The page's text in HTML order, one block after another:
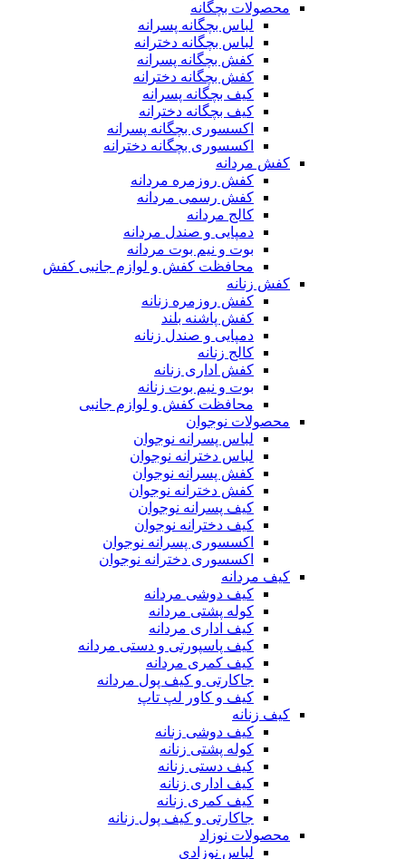
محصولات بچگانه
لباس بچگانه پسرانه
لباس بچگانه دخترانه
کفش بچگانه پسرانه
کفش بچگانه دخترانه
کیف بچگانه پسرانه
کیف بچگانه دخترانه
اکسسوری بچگانه پسرانه
اکسسوری بچگانه دخترانه
کفش مردانه
کفش روزمره مردانه
کفش رسمی مردانه
کالج مردانه
دمپایی و صندل مردانه
بوت و نیم بوت مردانه
محافظت کفش و لوازم جانبی کفش
کفش زنانه
کفش روزمره زنانه
کفش پاشنه بلند
دمپایی و صندل زنانه
کالج زنانه
کفش اداری زنانه
بوت و نیم بوت زنانه
محافظت کفش و لوازم جانبی
محصولات نوجوان
لباس پسرانه نوجوان
لباس دخترانه نوجوان
کفش پسرانه نوجوان
کفش دخترانه نوجوان
کیف پسرانه نوجوان
کیف دخترانه نوجوان
اکسسوری پسرانه نوجوان
اکسسوری دخترانه نوجوان
کیف مردانه
کیف دوشی مردانه
کوله پشتی مردانه
کیف اداری مردانه
کیف پاسپورتی و دستی مردانه
کیف کمری مردانه
جاکارتی و کیف پول مردانه
کیف و کاور لپ تاپ
کیف زنانه
کیف دوشی زنانه
کوله پشتی زنانه
کیف دستی زنانه
کیف اداری زنانه
کیف کمری زنانه
جاکارتی و کیف پول زنانه
محصولات نوزاد
لباس نوزادی